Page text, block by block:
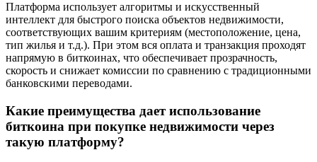
Платформа использует алгоритмы и искусственный
интеллект для быстрого поиска объектов недвижимости,
соответствующих вашим критериям (местоположение, цена,
тип жилья и т.д.). При этом вся оплата и транзакция проходят
напрямую в биткоинах, что обеспечивает прозрачность,
скорость и снижает комиссии по сравнению с традиционными
банковскими переводами.
Какие преимущества дает использование
биткоина при покупке недвижимости через
такую платформу?